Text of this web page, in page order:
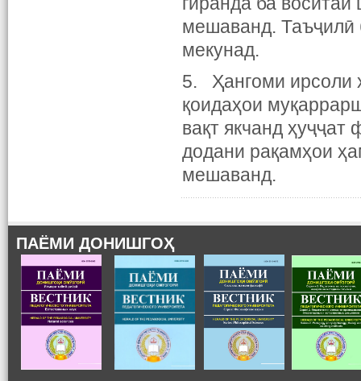
мешаванд. Таъҷилӣ
мекунад.
5. Ҳангоми ирсоли
қоидаҳои
вақт якчанд
додани рақамҳои
мешаванд.
ПАЁМИ ДОНИШГОҲ